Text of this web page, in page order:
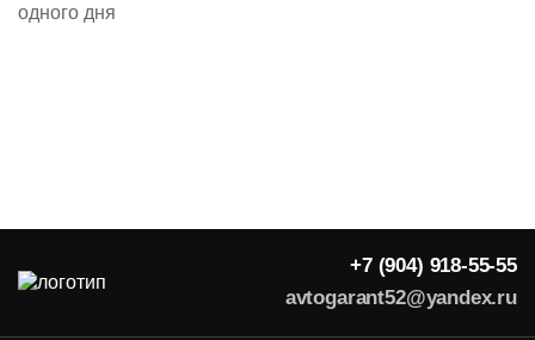
одного дня
+7 (904) 918-55-55
avtogarant52@yandex.ru